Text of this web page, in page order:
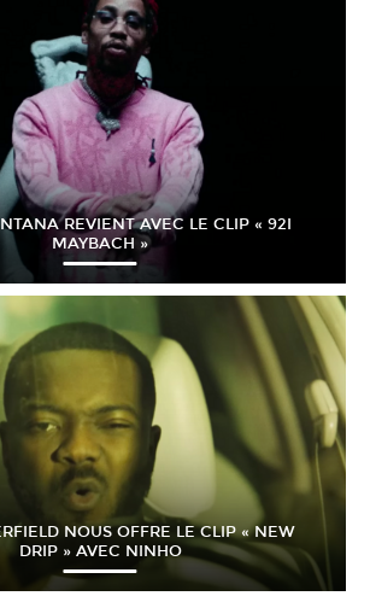
REVIENT AVEC LE CLIP « 92I
MAYBACH »
NOUS OFFRE LE CLIP « NEW
DRIP » AVEC NINHO